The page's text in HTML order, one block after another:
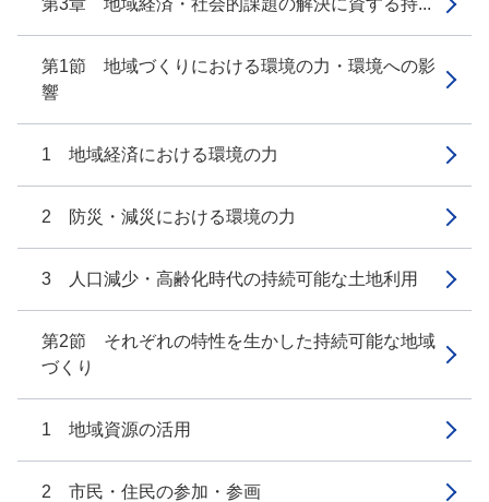
第3章 地域経済・社会的課題の解決に資する持...
第1節 地域づくりにおける環境の力・環境への影
響
1 地域経済における環境の力
2 防災・減災における環境の力
3 人口減少・高齢化時代の持続可能な土地利用
第2節 それぞれの特性を生かした持続可能な地域
づくり
1 地域資源の活用
2 市民・住民の参加・参画